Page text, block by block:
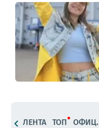
ЛЕНТА ТОП ОФИЦ.